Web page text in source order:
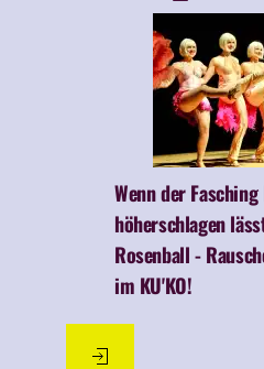
Wenn der Fasching
höherschlagen
Rosenball -
im KU'KO!